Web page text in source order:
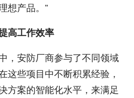
想产品。”
高工作效率
安防厂商参与了不同领域
这些项目中不断积累经验，
方案的智能化水平，来满足